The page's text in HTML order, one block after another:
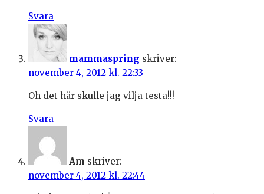
Svara
mammaspring skriver:
november 4, 2012 kl. 22:33
Oh det här skulle jag vilja testa!!!
Svara
Am skriver:
november 4, 2012 kl. 22:44